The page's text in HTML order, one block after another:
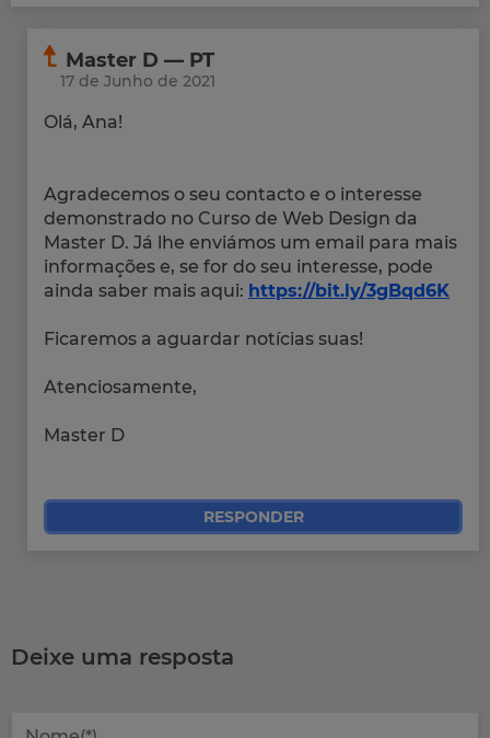
Master D — PT
17 de Junho de 2021
Olá, Ana!
Agradecemos o seu contacto e o interesse
demonstrado no Curso de Web Design da
Master D. Já lhe enviámos um email para mais
informações e, se for do seu interesse, pode
ainda saber mais aqui: https://bit.ly/3gBqd6K
Ficaremos a aguardar notícias suas!
Atenciosamente,
Master D
RESPONDER
Deixe uma resposta